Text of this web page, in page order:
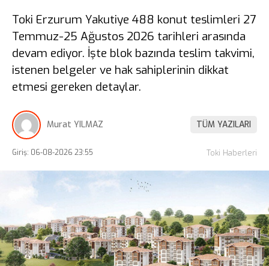
Toki Erzurum Yakutiye 488 konut teslimleri 27
Temmuz-25 Ağustos 2026 tarihleri arasında
devam ediyor. İşte blok bazında teslim takvimi,
istenen belgeler ve hak sahiplerinin dikkat
etmesi gereken detaylar.
Murat YILMAZ TÜM YAZILARI
Giriş: 06-08-2026 23:55 Toki Haberleri